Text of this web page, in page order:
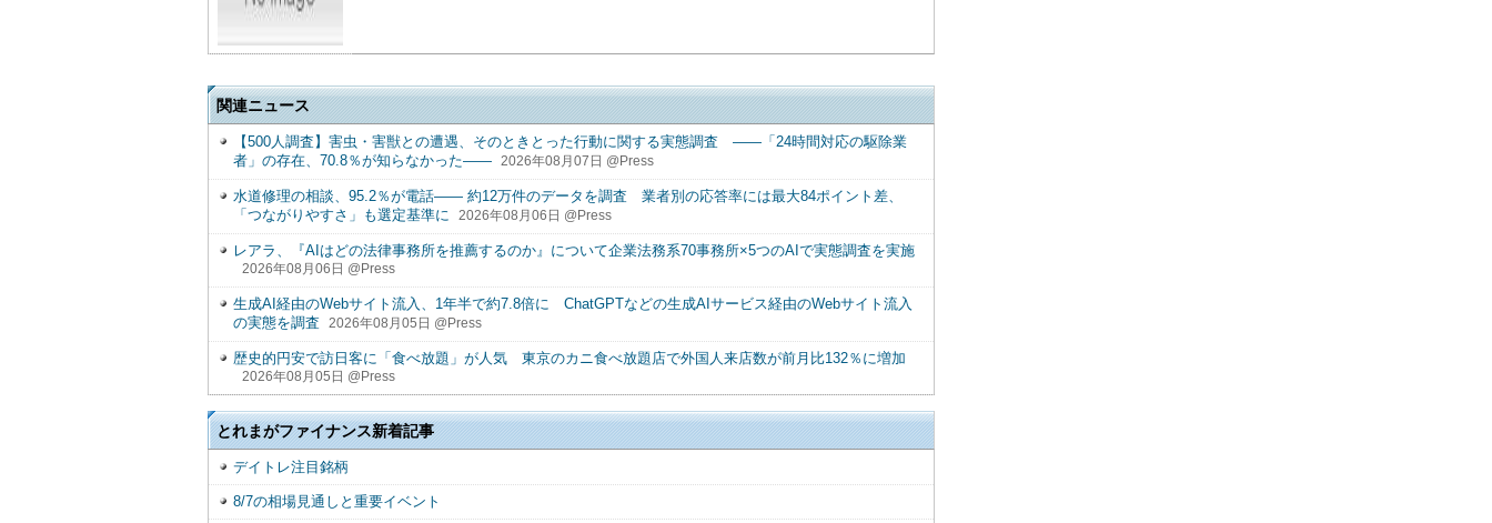
関連ニュース
【500人調査】害虫・害獣との遭遇、そのときとった行動に関する実態調査 ――「24時間対応の駆除業
者」の存在、70.8％が知らなかった――
2026年08月07日 @Press
水道修理の相談、95.2％が電話―― 約12万件のデータを調査 業者別の応答率には最大84ポイント差、
「つながりやすさ」も選定基準に
2026年08月06日 @Press
レアラ、『AIはどの法律事務所を推薦するのか』について企業法務系70事務所×5つのAIで実態調査を実施
2026年08月06日 @Press
生成AI経由のWebサイト流入、1年半で約7.8倍に ChatGPTなどの生成AIサービス経由のWebサイト流入
の実態を調査
2026年08月05日 @Press
歴史的円安で訪日客に「食べ放題」が人気 東京のカニ食べ放題店で外国人来店数が前月比132％に増加
2026年08月05日 @Press
とれまがファイナンス新着記事
デイトレ注目銘柄
8/7の相場見通しと重要イベント